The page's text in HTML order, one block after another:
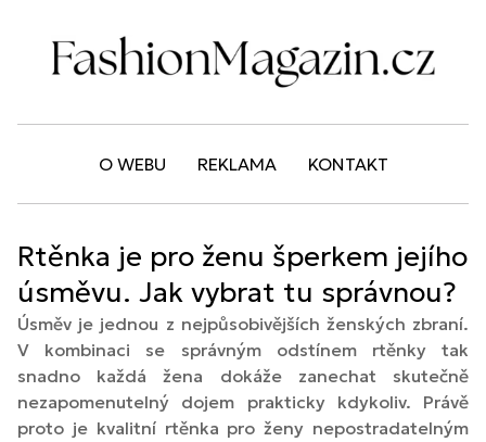
O WEBU REKLAMA KONTAKT
Rtěnka je pro ženu šperkem jejího
úsměvu. Jak vybrat tu správnou?
Úsměv je jednou z nejpůsobivějších ženských zbraní.
V kombinaci se správným odstínem rtěnky tak
snadno každá žena dokáže zanechat skutečně
nezapomenutelný dojem prakticky kdykoliv. Právě
proto je kvalitní rtěnka pro ženy nepostradatelným